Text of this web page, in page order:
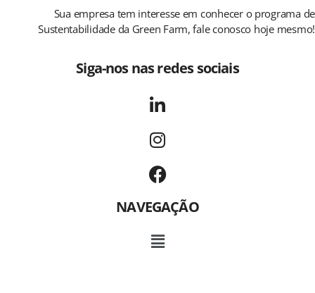
Sua empresa tem interesse em conhecer o programa de
Sustentabilidade da Green Farm, fale conosco hoje mesmo!
Siga-nos nas redes sociais
NAVEGAÇÃO